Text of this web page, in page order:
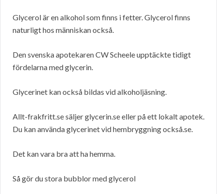
Glycerol är en alkohol som finns i fetter. Glycerol finns
naturligt hos människan också.
Den svenska apotekaren CW Scheele upptäckte tidigt
fördelarna med glycerin.
Glycerinet kan också bildas vid alkoholjäsning.
Allt-frakfritt.se säljer glycerin.se eller på ett lokalt apotek.
Du kan använda glycerinet vid hembryggning också.se.
Det kan vara bra att ha hemma.
Så gör du stora bubblor med glycerol